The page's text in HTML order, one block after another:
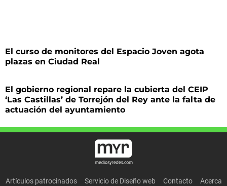
El curso de monitores del Espacio Joven agota
plazas en Ciudad Real
El gobierno regional repare la cubierta del CEIP
‘Las Castillas’ de Torrejón del Rey ante la falta de
actuación del ayuntamiento
Artículos patrocinados Servicio de Diseño web Contacto
Acerca